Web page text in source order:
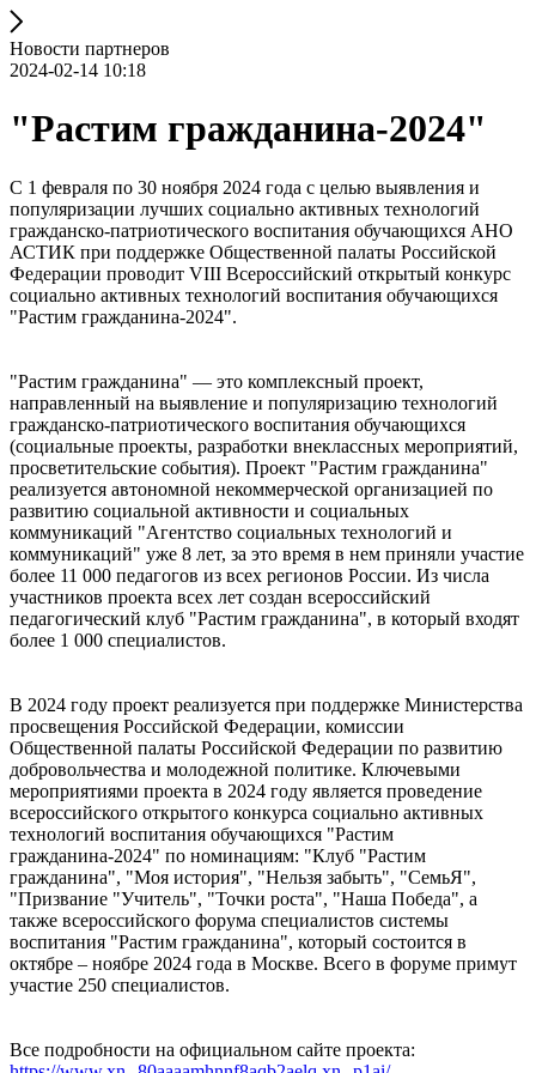
Новости партнеров
2024-02-14 10:18
"Растим гражданина-2024"
С 1 февраля по 30 ноября 2024 года с целью выявления и
популяризации лучших социально активных технологий
гражданско-патриотического воспитания обучающихся АНО
АСТИК при поддержке Общественной палаты Российской
Федерации проводит VIII Всероссийский открытый конкурс
социально активных технологий воспитания обучающихся
"Растим гражданина-2024".
"Растим гражданина" — это комплексный проект,
направленный на выявление и популяризацию технологий
гражданско-патриотического воспитания обучающихся
(социальные проекты, разработки внеклассных мероприятий,
просветительские события). Проект "Растим гражданина"
реализуется автономной некоммерческой организацией по
развитию социальной активности и социальных
коммуникаций "Агентство социальных технологий и
коммуникаций" уже 8 лет, за это время в нем приняли участие
более 11 000 педагогов из всех регионов России. Из числа
участников проекта всех лет создан всероссийский
педагогический клуб "Растим гражданина", в который входят
более 1 000 специалистов.
В 2024 году проект реализуется при поддержке Министерства
просвещения Российской Федерации, комиссии
Общественной палаты Российской Федерации по развитию
добровольчества и молодежной политике. Ключевыми
мероприятиями проекта в 2024 году является проведение
всероссийского открытого конкурса социально активных
технологий воспитания обучающихся "Растим
гражданина-2024" по номинациям: "Клуб "Растим
гражданина", "Моя история", "Нельзя забыть", "СемьЯ",
"Призвание "Учитель", "Точки роста", "Наша Победа", а
также всероссийского форума специалистов системы
воспитания "Растим гражданина", который состоится в
октябре – ноябре 2024 года в Москве. Всего в форуме примут
участие 250 специалистов.
Все подробности на официальном сайте проекта: